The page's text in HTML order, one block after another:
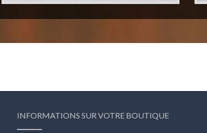
INFORMATIONS SUR VOTRE BOUTIQUE